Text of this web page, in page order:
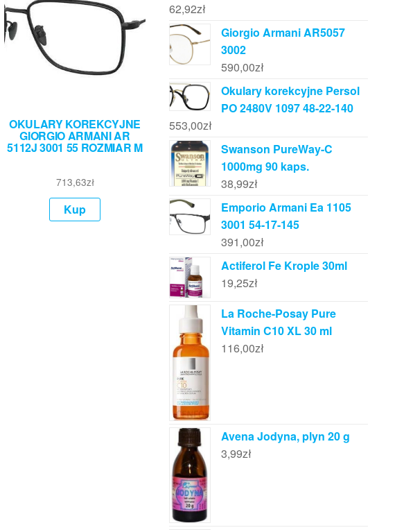
OKULARY KOREKCYJNE
GIORGIO ARMANI AR
5112J 3001 55 ROZMIAR M
713,63zł
Kup
62,92zł
Giorgio Armani AR5057
3002
590,00zł
Okulary korekcyjne Persol
PO 2480V 1097 48-22-140
553,00zł
Swanson PureWay-C
1000mg 90 kaps.
38,99zł
Emporio Armani Ea 1105
3001 54-17-145
391,00zł
Actiferol Fe Krople 30ml
19,25zł
La Roche-Posay Pure
Vitamin C10 XL 30 ml
116,00zł
Avena Jodyna, plyn 20 g
3,99zł